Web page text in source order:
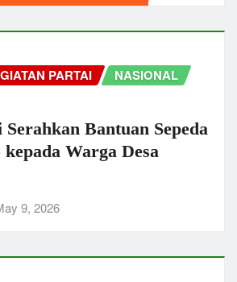
PARTAI
NASIONAL
Bantuan Sepeda
kepada Warga Desa
9, 2026